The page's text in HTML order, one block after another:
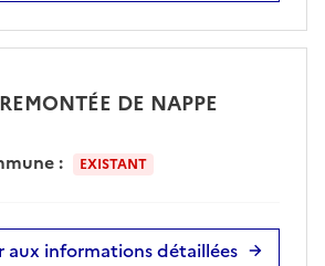
REMONTÉE DE NAPPE
: EXISTANT
aux informations détaillées